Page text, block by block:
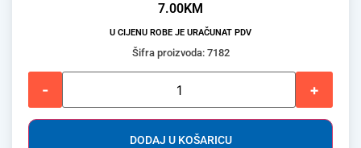
7.00KM
U CIJENU ROBE JE URAČUNAT PDV
Šifra proizvoda: 7182
- +
DODAJ U KOŠARICU